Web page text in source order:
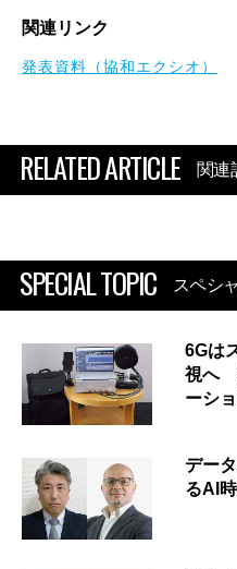
関連リンク
発表資料（協和エクシオ）
RELATED ARTICLE 関連
SPECIAL TOPIC スペシ
6Gは
視へ
ーシ
デー
るAI